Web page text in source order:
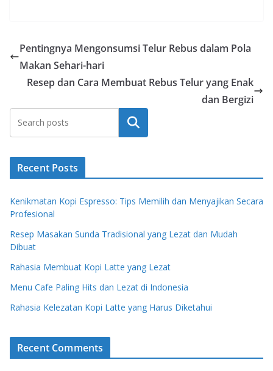
Pentingnya Mengonsumsi Telur Rebus dalam Pola
Makan Sehari-hari
Resep dan Cara Membuat Rebus Telur yang Enak
dan Bergizi
Search
Recent Posts
Kenikmatan Kopi Espresso: Tips Memilih dan Menyajikan Secara
Profesional
Resep Masakan Sunda Tradisional yang Lezat dan Mudah
Dibuat
Rahasia Membuat Kopi Latte yang Lezat
Menu Cafe Paling Hits dan Lezat di Indonesia
Rahasia Kelezatan Kopi Latte yang Harus Diketahui
Recent Comments